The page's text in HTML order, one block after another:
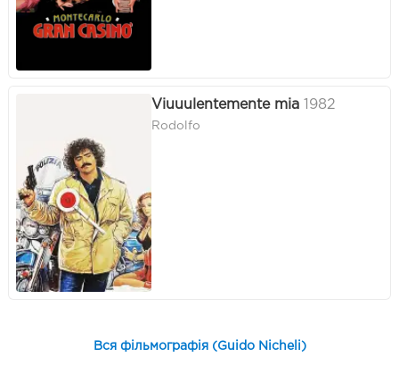
Viuuulentemente mia 1982
Rodolfo
Вся фільмографія (Guido Nicheli)